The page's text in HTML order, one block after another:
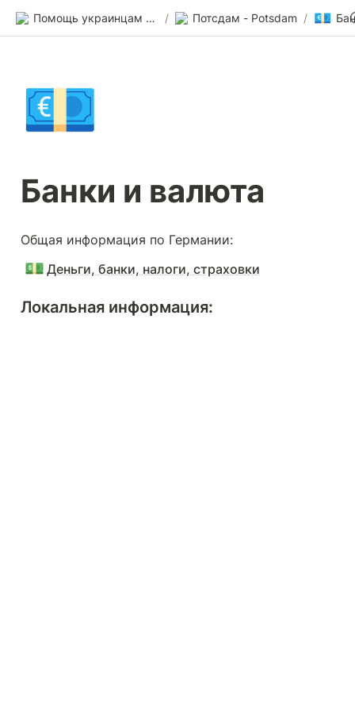
Помощь украинцам в Германии / Потсдам - Potsdam / 💶
💶
Банки и валюта
Общая информация по Германии:
💵 Деньги, банки, налоги, страховки
Локальная информация: